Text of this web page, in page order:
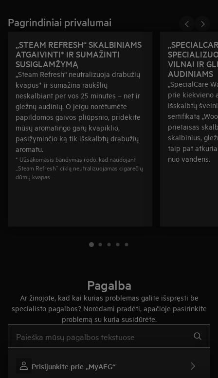
Pagrindiniai privalumai
„STEAM REFRESH“ SKALBINIAMS
ATGAIVINTI* IR SUMAŽINTI
SUSIGLAMŽYMĄ
„Steam Refresh“ neutralizuoja drabužių
kvapus* ir sumažina raukšlių
neskalbiant per vos 25 minutes – net ir
gležnų audinių. O jeigu norėtumėte
papildomos gaivos pliūpsnio, pridėkite
mūsų aromatingo garų kvapiklio,
pasižyminčio ką tik išskalbtų drabužių
aromatu.
* Užsakomasis bandymas rodo, kad naudojant
„Steam Refresh“ ciklą neutralizuojamas cigarečių
dūmų kvapas.
VILNAI IR
AUDINIAMS
„SpecialCare
prie kiekvieno
išskalbtų
sertifikatą
prietaisas
skalbinius,
taip pat
nuo vandens.
Pagalba
Ar žinojote, kad kai kurias problemas galite išspręsti be
specialisto pagalbos? Norėdami pradėti, apačioje pasirinkite
problemą su kuria susidūrėte.
Prisijunkite prie „MyAEG“